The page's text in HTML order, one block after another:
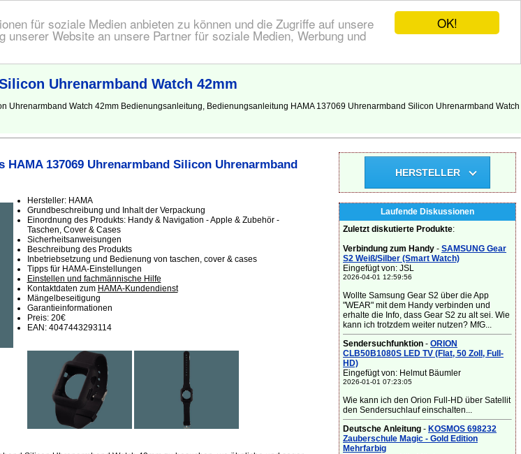
OK!
für soziale Medien anbieten zu können und die Zugriffe auf unsere
Website an unsere Partner für soziale Medien, Werbung und
Uhrenarmband Watch 42mm
Uhrenarmband Watch 42mm Bedienungsanleitung, Bedienungsanleitung HAMA 137069 Uhrenarmband Silicon Uhrenarmband Watch
137069 Uhrenarmband Silicon Uhrenarmband
Hersteller: HAMA
Grundbeschreibung und Inhalt der Verpackung
Einordnung des Produkts: Handy & Navigation - Apple & Zubehör -
Taschen, Cover & Cases
Sicherheitsanweisungen
Beschreibung des Produkts
Inbetriebsetzung und Bedienung von taschen, cover & cases
Tipps für HAMA-Einstellungen
Einstellen und fachmännische Hilfe
Kontaktdaten zum HAMA-Kundendienst
Mängelbeseitigung
Garantieinformationen
Preis: 20€
EAN: 4047443293114
HERSTELLER
Laufende Diskussionen
Zuletzt diskutierte Produkte:
Verbindung zum Handy - SAMSUNG Gear
S2 Weiß/Silber (Smart Watch)
Eingefügt von: JSL
2026-04-01 12:59:56
Wollte Samsung Gear S2 über die App
"WEAR" mit dem Handy verbinden und
erhalte die Info, dass Gear S2 zu alt sei. Wie
kann ich trotzdem weiter nutzen? MfG...
Sendersuchfunktion - ORION
CLB50B1080S LED TV (Flat, 50 Zoll, Full-
HD)
Eingefügt von: Helmut Bäumler
2026-01-01 07:23:05
Wie kann ich den Orion Full-HD über Satellit
den Sendersuchlauf einschalten...
Deutsche Anleitung - KOSMOS 698232
Zauberschule Magic - Gold Edition
Mehrfarbig